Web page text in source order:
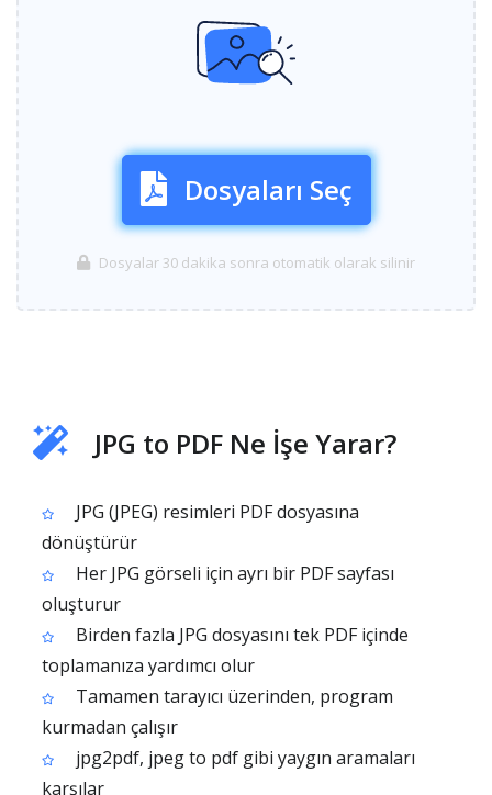
Dosyaları Seç
Dosyalar 30 dakika sonra otomatik olarak silinir
JPG to PDF Ne İşe Yarar?
JPG (JPEG) resimleri PDF dosyasına
dönüştürür
Her JPG görseli için ayrı bir PDF sayfası
oluşturur
Birden fazla JPG dosyasını tek PDF içinde
toplamanıza yardımcı olur
Tamamen tarayıcı üzerinden, program
kurmadan çalışır
jpg2pdf, jpeg to pdf gibi yaygın aramaları
karşılar